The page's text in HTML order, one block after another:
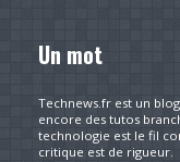
Un mot
Technews.fr est un
encore des tutos
technologie est le fil
critique est de rigueur.